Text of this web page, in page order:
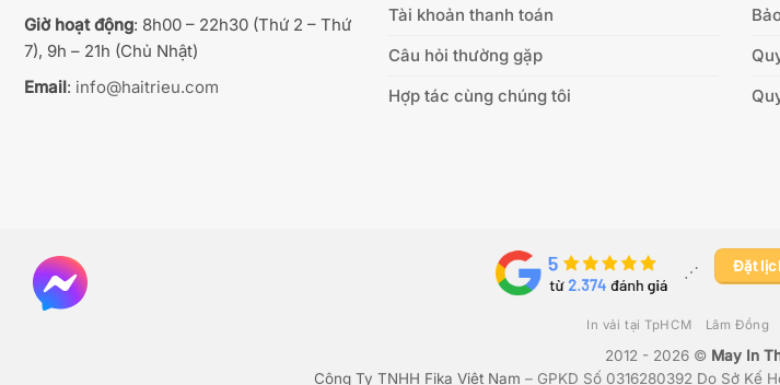
Giờ hoạt động: 8h00 – 22h30 (Thứ 2 – Thứ
7), 9h – 21h (Chủ Nhật)
Email: info@haitrieu.com
Tài khoản thanh toán
Câu hỏi thường gặp
Hợp tác cùng chúng tôi
⋰ ​ Đặt
In vải tại TpHCM Lâm Đồng
2012 - 2026 © May In
Công Ty TNHH Fika Việt Nam – GPKD Số 0316280392 Do Sở Kế